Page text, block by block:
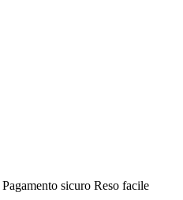
Pagamento sicuro Reso facile